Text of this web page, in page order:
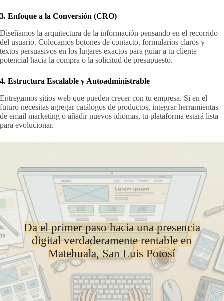
3. Enfoque a la Conversión (CRO)
Diseñamos la arquitectura de la información pensando en el recorrido
del usuario. Colocamos botones de contacto, formularios claros y
textos persuasivos en los lugares exactos para guiar a tu cliente
potencial hacia la compra o la solicitud de presupuesto.
4. Estructura Escalable y Autoadministrable
Entregamos sitios web que pueden crecer con tu empresa. Si en el
futuro necesitas agregar catálogos de productos, integrar herramientas
de email marketing o añadir nuevos idiomas, tu plataforma estará lista
para evolucionar.
Da el primer paso hacia una presencia
digital verdaderamente rentable en
Matehuala, San Luis Potosí